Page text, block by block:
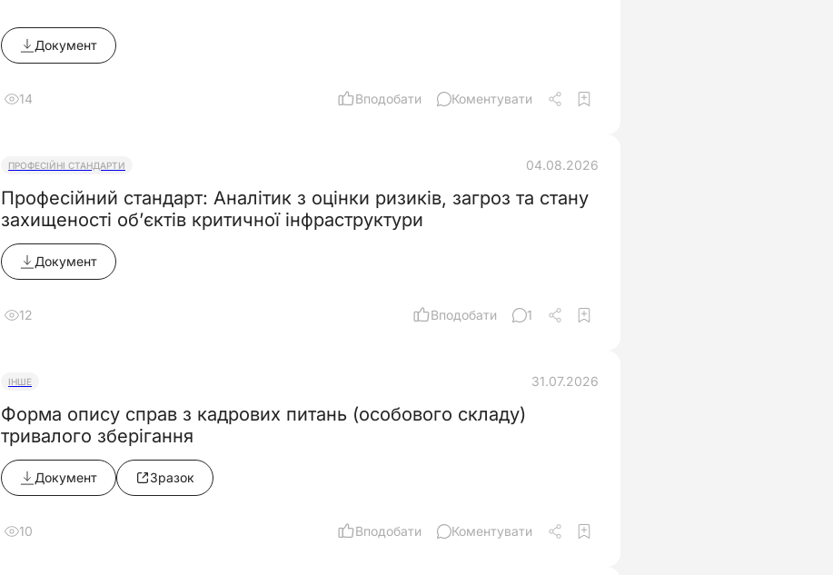
Документ
14 Вподобати Коментувати
ПРОФЕСІЙНІ СТАНДАРТИ 04.08.2026
Професійний стандарт: Аналітик з оцінки ризиків, загроз та стану
захищеності об’єктів критичної інфраструктури
Документ
12 Вподобати 1
ІНШЕ 31.07.2026
Форма опису справ з кадрових питань (особового складу)
тривалого зберігання
Документ Зразок
10 Вподобати Коментувати